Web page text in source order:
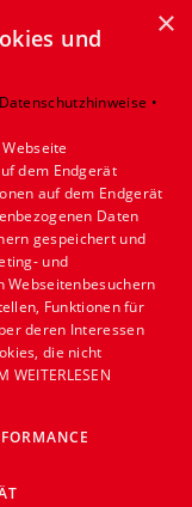
×
und
Datenschutzhinweise •
dem Endgerät
auf dem Endgerät
Daten
gespeichert und
und
Webseitenbesuchern
Funktionen für
deren Interessen
die nicht
WEITERLESEN